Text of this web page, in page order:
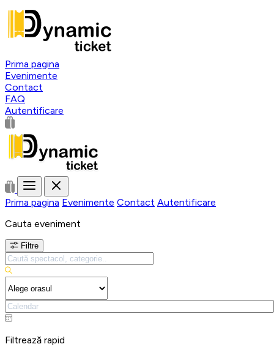
Prima pagina
Evenimente
Contact
FAQ
Autentificare
Prima pagina Evenimente Contact Autentificare
Cauta eveniment
Filtre
Filtrează rapid